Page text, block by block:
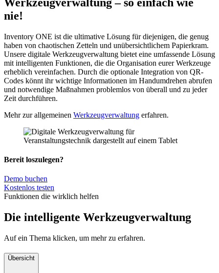
nie!
Inventory ONE ist die ultimative Lösung für diejenigen, die genug
haben von chaotischen Zetteln und unübersichtlichem Papierkram.
Unsere digitale Werkzeugverwaltung bietet eine umfassende Lösung
mit intelligenten Funktionen, die die Organisation eurer Werkzeuge
erheblich vereinfachen. Durch die optionale Integration von QR-
Codes könnt ihr wichtige Informationen im Handumdrehen abrufen
und notwendige Maßnahmen problemlos von überall und zu jeder
Zeit durchführen.
Mehr zur allgemeinen Werkzeugverwaltung erfahren.
Bereit loszulegen?
Demo buchen
Kostenlos testen
Funktionen die wirklich helfen
Die intelligente Werkzeugver­waltung
Auf ein Thema klicken, um mehr zu erfahren.
Übersicht